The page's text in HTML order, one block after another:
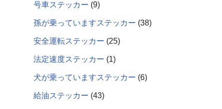
号車ステッカー 9
孫が乗っていますステッカー 38
安全運転ステッカー 25
法定速度ステッカー 1
犬が乗っていますステッカー 6
給油ステッカー 43